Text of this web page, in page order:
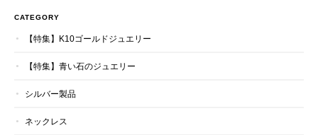
CATEGORY
【特集】K10ゴールドジュエリー
【特集】青い石のジュエリー
シルバー製品
ネックレス